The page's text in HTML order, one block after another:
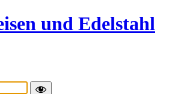
und Edelstahl